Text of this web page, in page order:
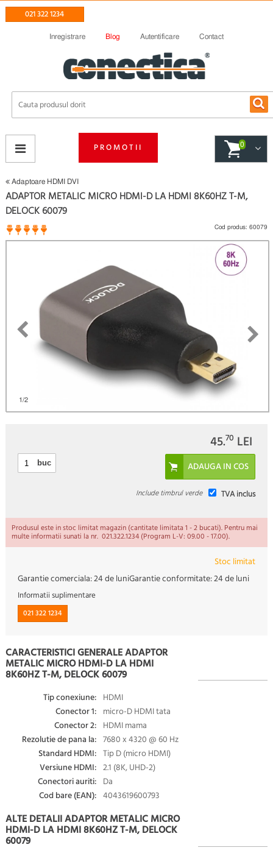
021 322 1234
Inregistrare Blog Autentificare Contact
PROMOTII 0
Adaptoare HDMI DVI
1/2
ADAPTOR METALIC MICRO HDMI-D LA HDMI 8K60HZ T-M,
DELOCK 60079
1 opinii
Cod produs: 60079
45.70 LEI
buc
TVA inclus
Include timbrul verde
Produsul este in stoc limitat magazin (cantitate limitata 1 - 2 bucati). Pentru mai
multe informatii sunati la nr. 021.322.1234 (Program L-V: 09.00 - 17.00).
Stoc limitat
Garantie comerciala:24 de luniGarantie conformitate:24 de luni
Informatii suplimentare
021 322 1234
CARACTERISTICI GENERALE ADAPTOR
METALIC MICRO HDMI-D LA HDMI
8K60HZ T-M, DELOCK 60079
Tip conexiune: HDMI
Conector 1: micro-D HDMI tata
Conector 2: HDMI mama
Rezolutie de pana la: 7680 x 4320 @ 60 Hz
Standard HDMI: Tip D (micro HDMI)
Versiune HDMI: 2.1 (8K, UHD-2)
Conectori auriti: Da
Cod bare (EAN): 4043619600793
ALTE DETALII ADAPTOR METALIC MICRO
HDMI-D LA HDMI 8K60HZ T-M, DELOCK
60079